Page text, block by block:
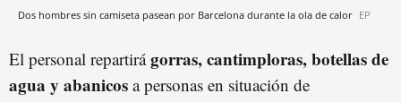
Dos hombres sin camiseta pasean por Barcelona durante la ola de calor EP
El personal repartirágorras, cantimploras, botellas de
agua y abanicos a personas en situación de